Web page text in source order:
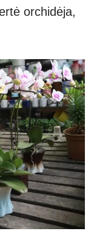
orchidėja,